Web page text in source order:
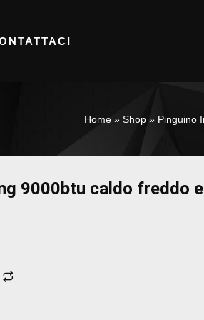
Home » Shop » Pinguino
9000btu caldo freddo